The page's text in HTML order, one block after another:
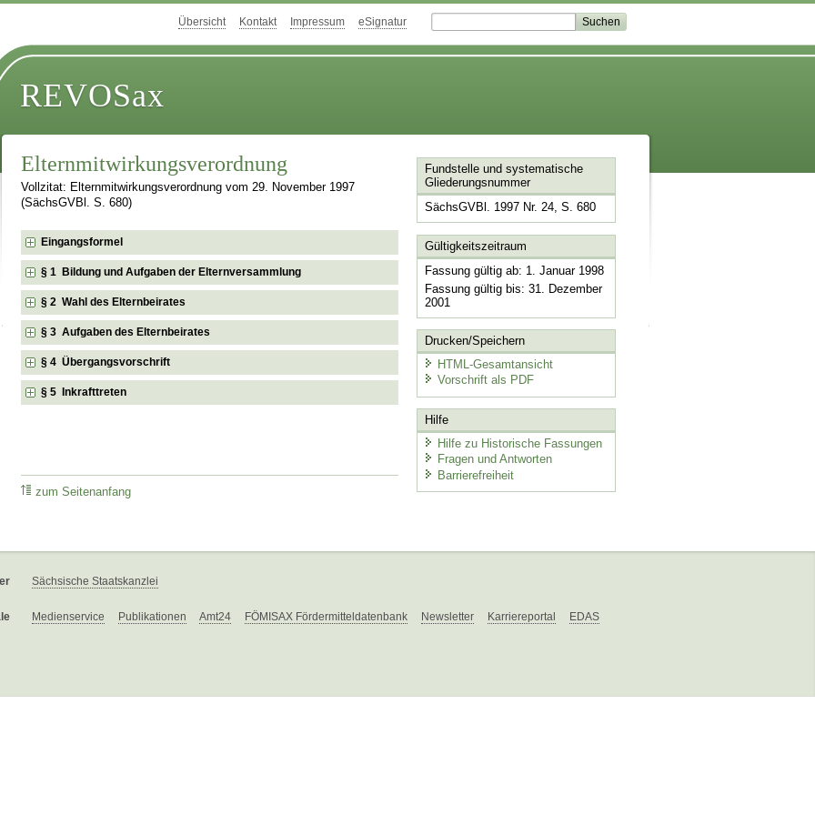
Übersicht Kontakt Impressum eSignatur
REVOSax
Elternmitwirkungsverordnung
Vollzitat: Elternmitwirkungsverordnung vom 29. November 1997
(SächsGVBl. S. 680)
Eingangsformel
§ 1 Bildung und Aufgaben der Elternversammlung
§ 2 Wahl des Elternbeirates
§ 3 Aufgaben des Elternbeirates
§ 4 Übergangsvorschrift
§ 5 Inkrafttreten
zum Seitenanfang
Fundstelle und systematische
Gliederungsnummer
SächsGVBl. 1997 Nr. 24, S. 680
Gültigkeitszeitraum
Fassung gültig ab: 1. Januar 1998
Fassung gültig bis: 31. Dezember
2001
Drucken/Speichern
HTML-Gesamtansicht
Vorschrift als PDF
Hilfe
Hilfe zu Historische Fassungen
Fragen und Antworten
Barrierefreiheit
Sächsische Staatskanzlei
Medienservice Publikationen Amt24 FÖMISAX Fördermitteldatenbank Newsletter Karriereportal EDAS